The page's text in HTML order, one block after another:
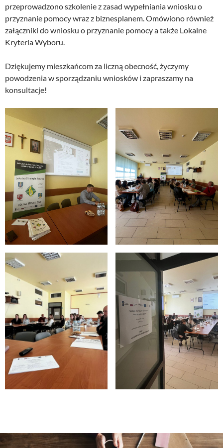
przeprowadzono szkolenie z zasad wypełniania wniosku o
przyznanie pomocy wraz z biznesplanem. Omówiono również
załączniki do wniosku o przyznanie pomocy a także Lokalne
Kryteria Wyboru.
Dziękujemy mieszkańcom za liczną obecność, życzymy
powodzenia w sporządzaniu wniosków i zapraszamy na
konsultacje!